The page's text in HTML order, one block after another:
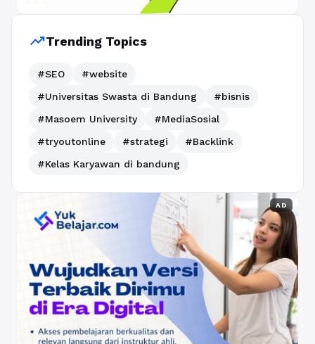
trending_upTrending Topics
#SEO
#website
#Universitas Swasta di Bandung
#bisnis
#Masoem University
#MediaSosial
#tryoutonline
#strategi
#Backlink
#Kelas Karyawan di bandung
AD